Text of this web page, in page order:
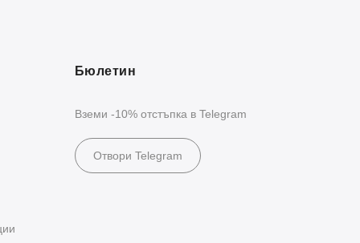
Бюлетин
Вземи -10% отстъпка в Telegram
Отвори Telegram